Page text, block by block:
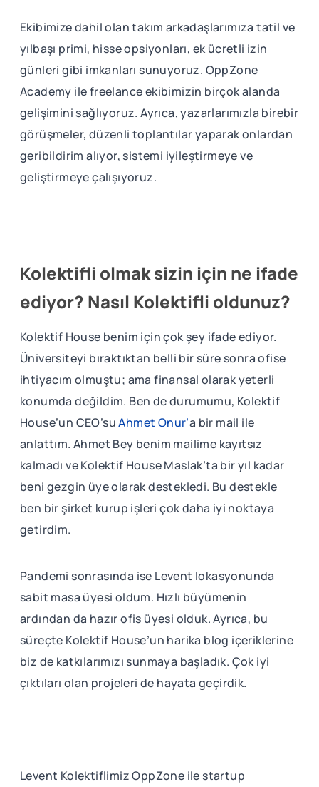
Ekibimize dahil olan takım arkadaşlarımıza tatil ve
yılbaşı primi, hisse opsiyonları, ek ücretli izin
günleri gibi imkanları sunuyoruz. OppZone
Academy ile freelance ekibimizin birçok alanda
gelişimini sağlıyoruz. Ayrıca, yazarlarımızla birebir
görüşmeler, düzenli toplantılar yaparak onlardan
geribildirim alıyor, sistemi iyileştirmeye ve
geliştirmeye çalışıyoruz.
Kolektifli olmak sizin için ne ifade
ediyor? Nasıl Kolektifli oldunuz?
Kolektif House benim için çok şey ifade ediyor.
Üniversiteyi bıraktıktan belli bir süre sonra ofise
ihtiyacım olmuştu; ama finansal olarak yeterli
konumda değildim. Ben de durumumu, Kolektif
House’un CEO’suAhmet Onur’a bir mail ile
anlattım. Ahmet Bey benim mailime kayıtsız
kalmadı ve Kolektif House Maslak’ta bir yıl kadar
beni gezgin üye olarak destekledi. Bu destekle
ben bir şirket kurup işleri çok daha iyi noktaya
getirdim.
Pandemi sonrasında ise Levent lokasyonunda
sabit masa üyesi oldum. Hızlı büyümenin
ardından da hazır ofis üyesi olduk. Ayrıca, bu
süreçte Kolektif House’un harika blog içeriklerine
biz de katkılarımızı sunmaya başladık. Çok iyi
çıktıları olan projeleri de hayata geçirdik.
Levent Kolektiflimiz OppZone ile startup